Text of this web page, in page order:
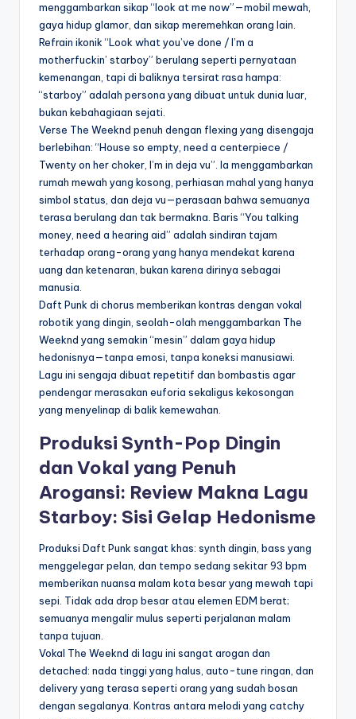
menggambarkan sikap “look at me now”—mobil mewah,
gaya hidup glamor, dan sikap meremehkan orang lain.
Refrain ikonik “Look what you’ve done / I’m a
motherfuckin’ starboy” berulang seperti pernyataan
kemenangan, tapi di baliknya tersirat rasa hampa:
“starboy” adalah persona yang dibuat untuk dunia luar,
bukan kebahagiaan sejati.
Verse The Weeknd penuh dengan flexing yang disengaja
berlebihan: “House so empty, need a centerpiece /
Twenty on her choker, I’m in deja vu”. Ia menggambarkan
rumah mewah yang kosong, perhiasan mahal yang hanya
simbol status, dan deja vu—perasaan bahwa semuanya
terasa berulang dan tak bermakna. Baris “You talking
money, need a hearing aid” adalah sindiran tajam
terhadap orang-orang yang hanya mendekat karena
uang dan ketenaran, bukan karena dirinya sebagai
manusia.
Daft Punk di chorus memberikan kontras dengan vokal
robotik yang dingin, seolah-olah menggambarkan The
Weeknd yang semakin “mesin” dalam gaya hidup
hedonisnya—tanpa emosi, tanpa koneksi manusiawi.
Lagu ini sengaja dibuat repetitif dan bombastis agar
pendengar merasakan euforia sekaligus kekosongan
yang menyelinap di balik kemewahan.
Produksi Synth-Pop Dingin
dan Vokal yang Penuh
Arogansi: Review Makna Lagu
Starboy: Sisi Gelap Hedonisme
Produksi Daft Punk sangat khas: synth dingin, bass yang
menggelegar pelan, dan tempo sedang sekitar 93 bpm
memberikan nuansa malam kota besar yang mewah tapi
sepi. Tidak ada drop besar atau elemen EDM berat;
semuanya mengalir mulus seperti perjalanan malam
tanpa tujuan.
Vokal The Weeknd di lagu ini sangat arogan dan
detached: nada tinggi yang halus, auto-tune ringan, dan
delivery yang terasa seperti orang yang sudah bosan
dengan segalanya. Kontras antara melodi yang catchy